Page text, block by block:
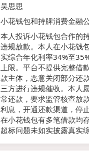
吴思思
小花钱包和持牌消费金融
本人投诉小花钱包合作的
违规放款。本人在小花钱
实综合年化利率34%至
上限。平台不提供完整借
款主体，恶意关闭部分还
三方进行违规催收。本人
常还款，要求监管核查放
利息，开通还款渠道，停
在小花钱包有多笔借款均
超标问题未如实披露真实